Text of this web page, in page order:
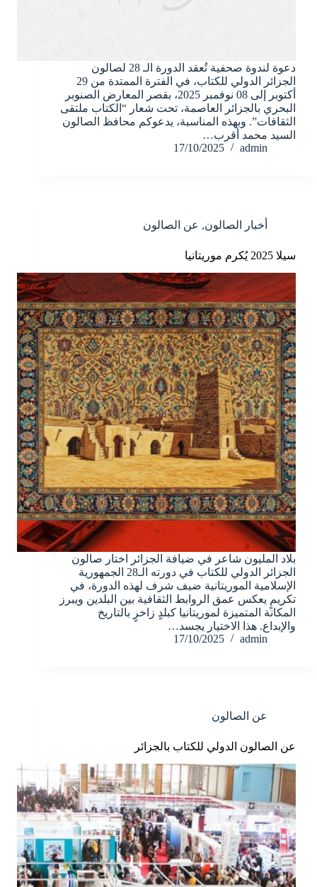
دعوة لندوة صحفية تُعقد الدورة الـ 28 لصالون
الجزائر الدولي للكتاب، في الفترة الممتدة من 29
أكتوبر إلى 08 نوفمبر 2025، بقصر المعارض الصنوبر
البحري بالجزائر العاصمة، تحت شعار “الكتاب ملتقى
الثقافات”. وبهذه المناسبة، يدعوكم محافظ الصالون
السيد محمد أقرب…
admin
17/10/2025
أخبار الصالون, عن الصالون
سيلا 2025 يُكرم موريتانيا
بلاد المليون شاعر في ضيافة الجزائر اختار صالون
الجزائر الدولي للكتاب في دورته الـ28 الجمهورية
الإسلامية الموريتانية ضيف شرف لهذه الدورة، في
تكريمٍ يعكس عمق الروابط الثقافية بين البلدين ويبرز
المكانة المتميزة لموريتانيا كبلدٍ زاخرٍ بالتاريخ
والإبداع. هذا الاختيار يجسد…
admin
17/10/2025
عن الصالون
عن الصالون الدولي للكتاب بالجزائر